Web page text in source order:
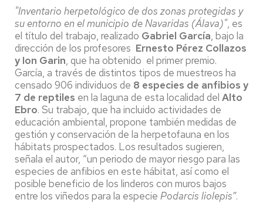
"Inventario herpetológico de dos zonas protegidas y
su entorno en el municipio de Navaridas (Álava)", es
el título del trabajo, realizado Gabriel García, bajo la
dirección de los profesores Ernesto Pérez Collazos
y Ion Garin, que ha obtenido el primer premio.
García, a través de distintos tipos de muestreos ha
censado 906 individuos de 8 especies de anfibios y
7 de reptiles en la laguna de esta localidad del Alto
Ebro. Su trabajo, que ha incluido actividades de
educación ambiental, propone también medidas de
gestión y conservación de la herpetofauna en los
hábitats prospectados. Los resultados sugieren,
señala el autor, “un periodo de mayor riesgo para las
especies de anfibios en este hábitat, así como el
posible beneficio de los linderos con muros bajos
entre los viñedos para la especie Podarcis liolepis”.